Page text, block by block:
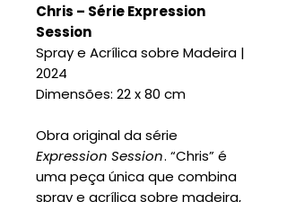
Chris – Série Expression
Session
Spray e Acrílica sobre Madeira |
2024
Dimensões: 22 x 80 cm
Obra original da série
Expression Session. “Chris” é
uma peça única que combina
spray e acrílica sobre madeira,